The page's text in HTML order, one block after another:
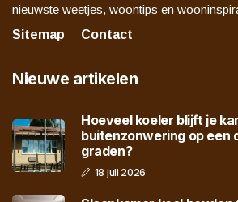
nieuwste weetjes, woontips en
Sitemap
Contact
Nieuwe artikelen
Hoeveel koeler blijft je
buitenzonwering op een
graden?
18 juli 2026